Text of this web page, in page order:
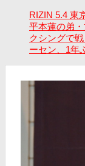
RIZIN 5.4 東
平本蓮の弟
クシングで
ーセン、1年